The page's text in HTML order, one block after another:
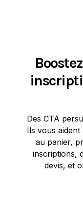
Des CTA
Ils vous
au panier,
inscriptions,
devis, et